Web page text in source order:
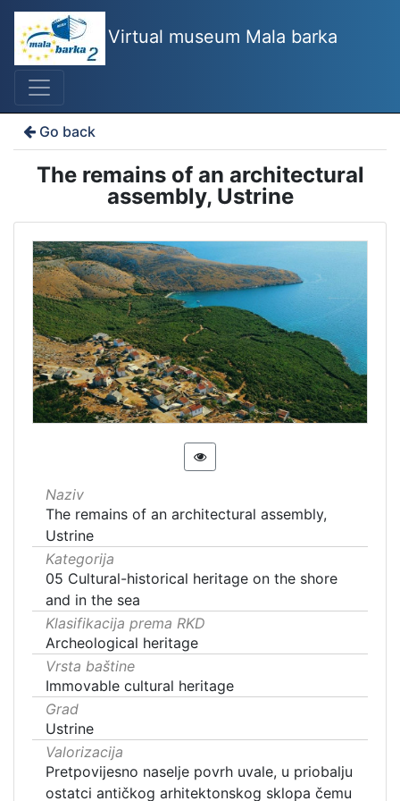
Virtual museum Mala barka
Go back
The remains of an architectural
assembly, Ustrine
Naziv
The remains of an architectural assembly,
Ustrine
Kategorija
05 Cultural-historical heritage on the shore
and in the sea
Klasifikacija prema RKD
Archeological heritage
Vrsta baštine
Immovable cultural heritage
Grad
Ustrine
Valorizacija
Pretpovijesno naselje povrh uvale, u priobalju
ostatci antičkog arhitektonskog sklopa čemu